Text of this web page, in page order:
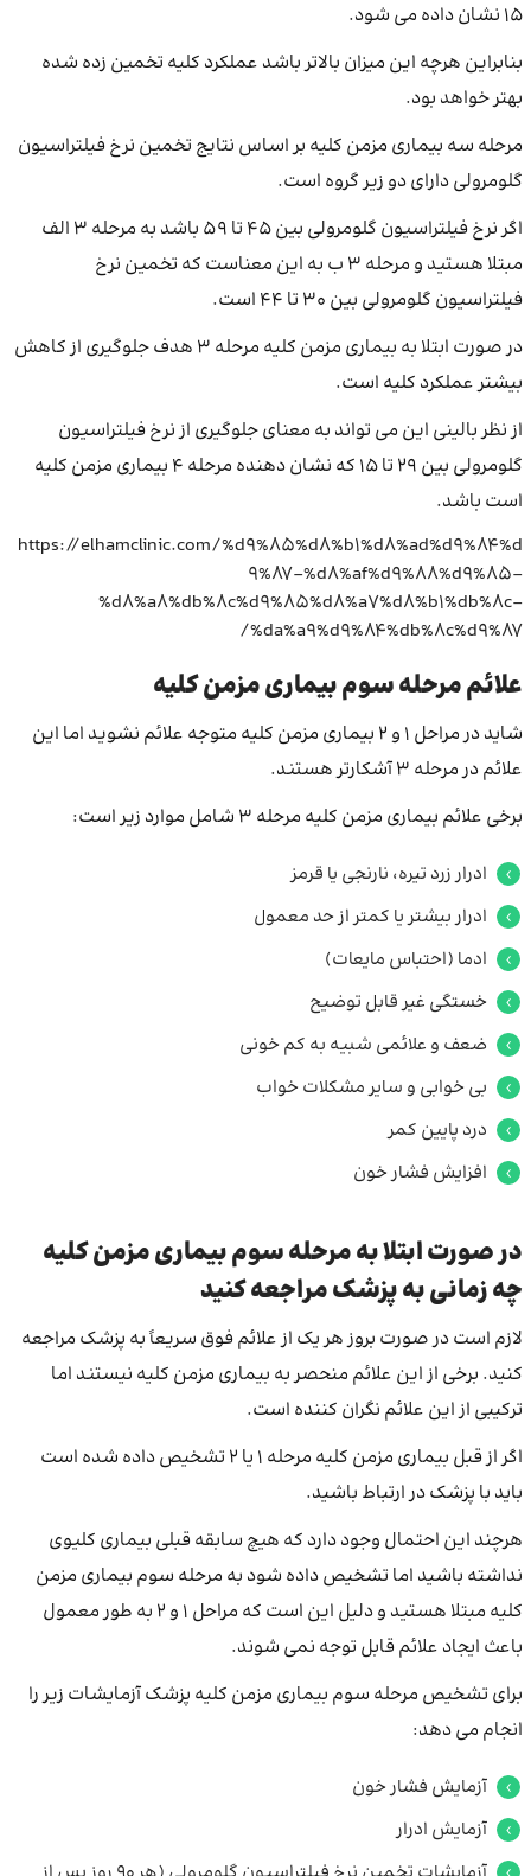
15 نشان داده می شود.
بنابراین هرچه این میزان بالاتر باشد عملکرد کلیه تخمین زده شده
بهتر خواهد بود.
مرحله سه بیماری مزمن کلیه بر اساس نتایج تخمین نرخ فیلتراسیون
گلومرولی دارای دو زیر گروه است.
اگر نرخ فیلتراسیون گلومرولی بین 45 تا 59 باشد به مرحله 3 الف
مبتلا هستید و مرحله 3 ب به این معناست که تخمین نرخ
فیلتراسیون گلومرولی بین 30 تا 44 است.
در صورت ابتلا به بیماری مزمن کلیه مرحله 3 هدف جلوگیری از کاهش
بیشتر عملکرد کلیه است.
از نظر بالینی این می تواند به معنای جلوگیری از نرخ فیلتراسیون
گلومرولی بین 29 تا 15 که نشان دهنده مرحله 4 بیماری مزمن کلیه
است باشد.
https://elhamclinic.com/%d9%85%d8%b1%d8%ad%d9%84%d
9%87-%d8%af%d9%88%d9%85-
%d8%a8%db%8c%d9%85%d8%a7%d8%b1%db%8c-
%da%a9%d9%84%db%8c%d9%87/
علائم مرحله سوم بیماری مزمن کلیه
شاید در مراحل 1 و 2 بیماری مزمن کلیه متوجه علائم نشوید اما این
علائم در مرحله 3 آشکارتر هستند.
برخی علائم بیماری مزمن کلیه مرحله 3 شامل موارد زیر است:
ادرار زرد تیره، نارنجی یا قرمز
ادرار بیشتر یا کمتر از حد معمول
ادما (احتباس مایعات)
خستگی غیر قابل توضیح
ضعف و علائمی شبیه به کم خونی
بی خوابی و سایر مشکلات خواب
درد پایین کمر
افزایش فشار خون
در صورت ابتلا به مرحله سوم بیماری مزمن کلیه
چه زمانی به پزشک مراجعه کنید
لازم است در صورت بروز هر یک از علائم فوق سریعاً به پزشک مراجعه
کنید. برخی از این علائم منحصر به بیماری مزمن کلیه نیستند اما
ترکیبی از این علائم نگران کننده است.
اگر از قبل بیماری مزمن کلیه مرحله 1 یا 2 تشخیص داده شده است
باید با پزشک در ارتباط باشید.
هرچند این احتمال وجود دارد که هیچ سابقه قبلی بیماری کلیوی
نداشته باشید اما تشخیص داده شود به مرحله سوم بیماری مزمن
کلیه مبتلا هستید و دلیل این است که مراحل 1 و 2 به طور معمول
باعث ایجاد علائم قابل توجه نمی شوند.
برای تشخیص مرحله سوم بیماری مزمن کلیه پزشک آزمایشات زیر را
انجام می دهد:
آزمایش فشار خون
آزمایش ادرار